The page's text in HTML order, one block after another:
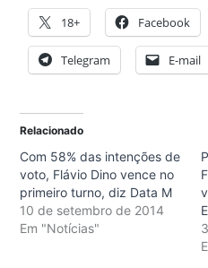
18+ Facebook
Telegram E-mail
Relacionado
Com 58% das intenções de
voto, Flávio Dino vence no
primeiro turno, diz Data M
10 de setembro de 2014
Em "Notícias"